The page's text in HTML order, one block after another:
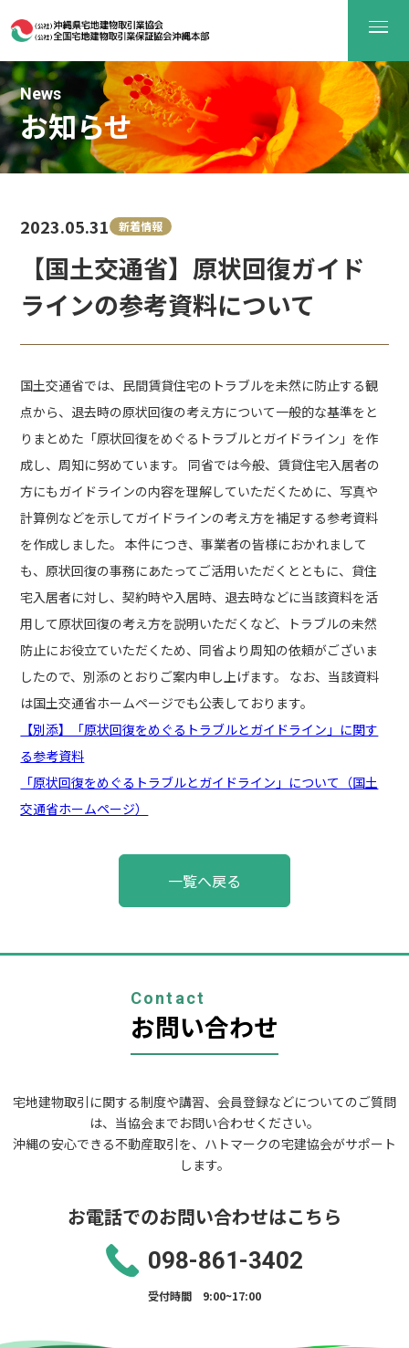
News
お知らせ
【国土交通省】原状回復ガイド
ラインの参考資料について
2023.05.31 新着情報
国土交通省では、民間賃貸住宅のトラブルを未然に防止する観
点から、退去時の原状回復の考え方について一般的な基準をと
りまとめた「原状回復をめぐるトラブルとガイドライン」を作
成し、周知に努めています。 同省では今般、賃貸住宅入居者の
方にもガイドラインの内容を理解していただくために、写真や
計算例などを示してガイドラインの考え方を補足する参考資料
を作成しました。 本件につき、事業者の皆様におかれまして
も、原状回復の事務にあたってご活用いただくとともに、貸住
宅入居者に対し、契約時や入居時、退去時などに当該資料を活
用して原状回復の考え方を説明いただくなど、トラブルの未然
防止にお役立ていただくため、同省より周知の依頼がございま
したので、別添のとおりご案内申し上げます。 なお、当該資料
は国土交通省ホームページでも公表しております。
【別添】「原状回復をめぐるトラブルとガイドライン」に関す
る参考資料
「原状回復をめぐるトラブルとガイドライン」について（国土
交通省ホームページ）
ー
一覧へ戻る
Contact
お問い合わせ
宅地建物取引に関する制度や講習、会員登録などについてのご質問
は、当協会までお問い合わせください。
沖縄の安心できる不動産取引を、ハトマークの宅建協会がサポート
します。
お電話でのお問い合わせはこちら
098-861-3402
受付時間 9:00~17:00